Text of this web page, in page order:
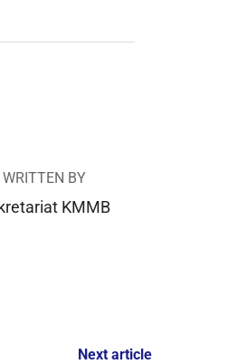
WRITTEN BY
KMMB
Next article